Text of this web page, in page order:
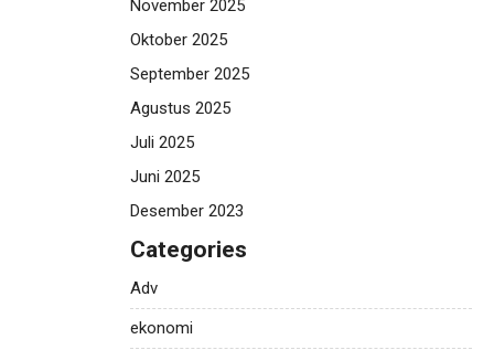
November 2025
Oktober 2025
September 2025
Agustus 2025
Juli 2025
Juni 2025
Desember 2023
Categories
Adv
ekonomi